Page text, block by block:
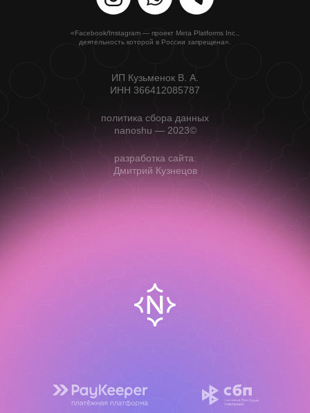
«Facebook/Instagram — проект Meta Platforms Inc.,
деятельность которой в России запрещена».
ИП Кузьменок В. А.
ИНН 366412085787
разработка сайта:
Дмитрий Кузнецов
политика сбора данных
nanoshu — 2023©